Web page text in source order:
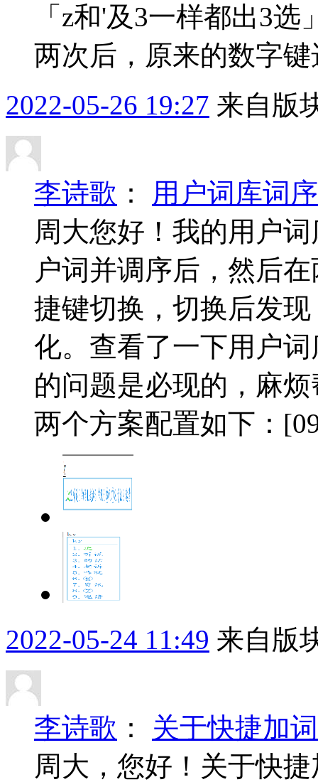
「z和'及3一样都出3
两次后，原来的数字
2022-05-26 19:27 来自版
李诗歌 ： 用户词库词
周大您好！我的用户
户词并调序后，然后
捷键切换，切换后发
化。查看了一下用户
的问题是必现的，麻
两个方案配置如下：
2022-05-24 11:49 来自版
李诗歌 ： 关于快捷加
周大，您好！关于快